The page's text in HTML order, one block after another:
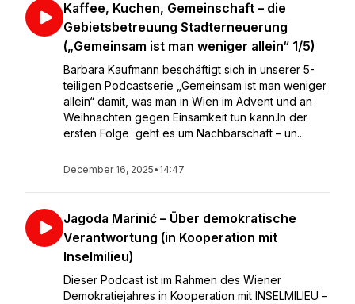
Kaffee, Kuchen, Gemeinschaft – die
Gebietsbetreuung Stadterneuerung
(„Gemeinsam ist man weniger allein“ 1/5)
Barbara Kaufmann beschäftigt sich in unserer 5-
teiligen Podcastserie „Gemeinsam ist man weniger
allein“ damit, was man in Wien im Advent und an
Weihnachten gegen Einsamkeit tun kann.In der
ersten Folge geht es um Nachbarschaft – un...
December 16, 2025• 14:47
Jagoda Marinić – Über demokratische
Verantwortung (in Kooperation mit
Inselmilieu)
Dieser Podcast ist im Rahmen des Wiener
Demokratiejahres in Kooperation mit INSELMILIEU –